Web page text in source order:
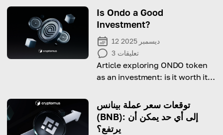
Is Ondo a Good
Investment?
12 ديسمبر 2025
3 تعليقات
Article exploring ONDO token
as an investment: is it worth it
doing it.
توقعات سعر عملة بينانس
(BNB): إلى أي حد يمكن أن
يرتفع؟